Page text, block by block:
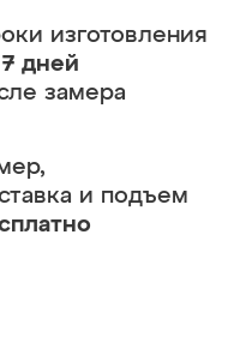
изготовления
дней
замера
и подъем